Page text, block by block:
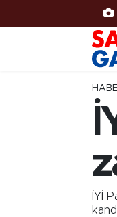
İYİ
Samsun
Samsunspor
Samsun
Resmi İlanlar
Samsun
Samsun
SAMSUN
Samsun
Süper Lig